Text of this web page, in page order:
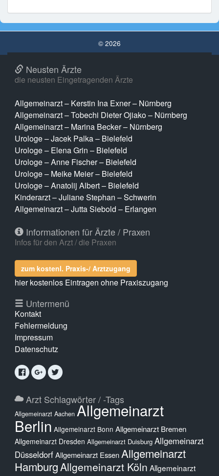
© 2026
Neusten Ärzte
die neusten Eingetragenden Ärzte
Allgemeinarzt – Kerstin Ina Exner – Nürnberg
Allgemeinarzt – Tobechi Dieter Ojiako – Nürnberg
Allgemeinarzt – Marina Becker – Nürnberg
Urologe – Jacek Palka – Bielefeld
Urologe – Elena Grin – Bielefeld
Urologe – Anne Fischer – Bielefeld
Urologe – Meike Meier – Bielefeld
Urologe – Anatolij Albert – Bielefeld
Kinderarzt – Juliane Stephan – Schwerin
Allgemeinarzt – Jutta Siebold – Erlangen
Informationen für Ärzte / Praxen
Infos für den Arzt / die Praxen
zum kostenl. Praxis-/ Arztzugang
hier kostenlos Eintragen ohne Praxiszugang
Untermenü
Kontakt
Fehlermeldung
Impressum
Datenschutz
Arzt Schlagwörter / -Tags
Allgemeinarzt Aachen Allgemeinarzt
Berlin Allgemeinarzt Bonn Allgemeinarzt Bremen
Allgemeinarzt Dresden Allgemeinarzt Duisburg Allgemeinarzt
DüsseldorfAllgemeinarzt Essen Allgemeinarzt
HamburgAllgemeinarzt Köln Allgemeinarzt